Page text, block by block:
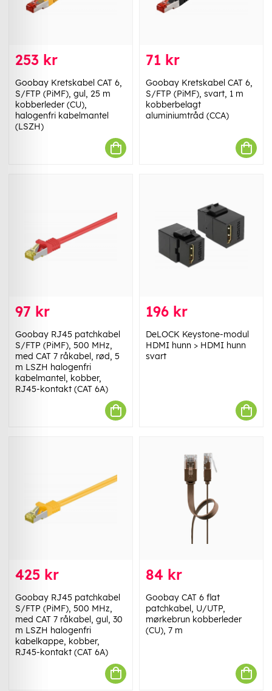
253 kr
Goobay Kretskabel CAT 6,
S/FTP (PiMF), gul, 25 m
kobberleder (CU),
halogenfri kabelmantel
(LSZH)
71 kr
Goobay Kretskabel CAT 6,
S/FTP (PiMF), svart, 1 m
kobberbelagt
aluminiumtråd (CCA)
97 kr
Goobay RJ45 patchkabel
S/FTP (PiMF), 500 MHz,
med CAT 7 råkabel, rød, 5
m LSZH halogenfri
kabelmantel, kobber,
RJ45-kontakt (CAT 6A)
196 kr
DeLOCK Keystone-modul
HDMI hunn > HDMI hunn
svart
425 kr
Goobay RJ45 patchkabel
S/FTP (PiMF), 500 MHz,
med CAT 7 råkabel, gul, 30
m LSZH halogenfri
kabelkappe, kobber,
RJ45-kontakt (CAT 6A)
84 kr
Goobay CAT 6 flat
patchkabel, U/UTP,
mørkebrun kobberleder
(CU), 7 m